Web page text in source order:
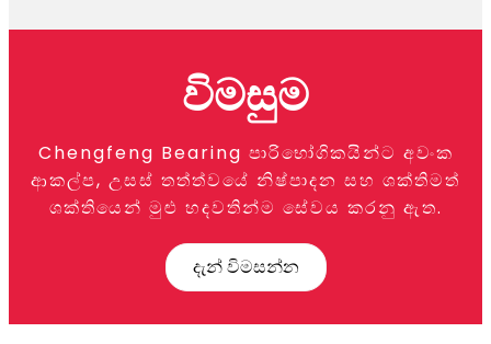
විමසුම
Chengfeng Bearing පාරිභෝගිකයින්ට අවංක
ආකල්ප, උසස් තත්ත්වයේ නිෂ්පාදන සහ ශක්තිමත්
ශක්තියෙන් මුළු හදවතින්ම සේවය කරනු ඇත.
දැන් විමසන්න